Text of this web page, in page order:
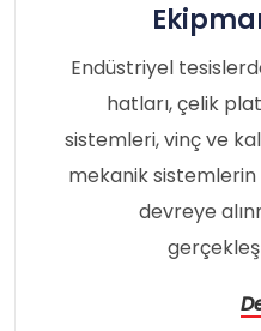
Endüstriyel
hatları, çelik
sistemleri, vinç ve
mekanik sistemlerin
devreye